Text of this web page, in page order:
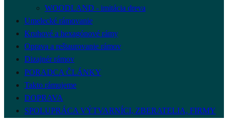
WOODLAND - imitácia dreva
Umelecké rámovanie
Kruhové a hexagónové rámy
Oprava a reštaurovanie rámov
Dizajnér rámov
PORADCA ČLÁNKY
Takto rámujeme
DOPRAVA
SPOLUPRÁCA VÝTVARNÍCI, ZBERATELIA, FIRMY